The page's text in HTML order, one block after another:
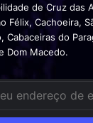
de Cruz das
Félix, Cachoeira,
Cabaceiras do
Dom Macedo.